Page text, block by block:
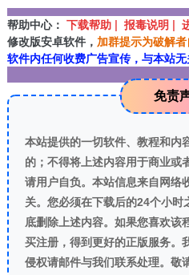
帮助中心： 下载帮助 | 报毒说明 |
修改版安卓软件， 加群提示为破解
软件内任何收费广告宣传，与本站无
免责
本站提供的一切软件、教程和内
的；不得将上述内容用于商业或
请用户自负。本站信息来自网络
关。您必须在下载后的24个小时
底删除上述内容。如果您喜欢该
买注册，得到更好的正版服务。
侵权请邮件与我们联系处理。敬